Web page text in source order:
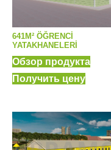
641M² ÖĞRENCI
YATAKHANELERI
Обзор продукта
Получить цену